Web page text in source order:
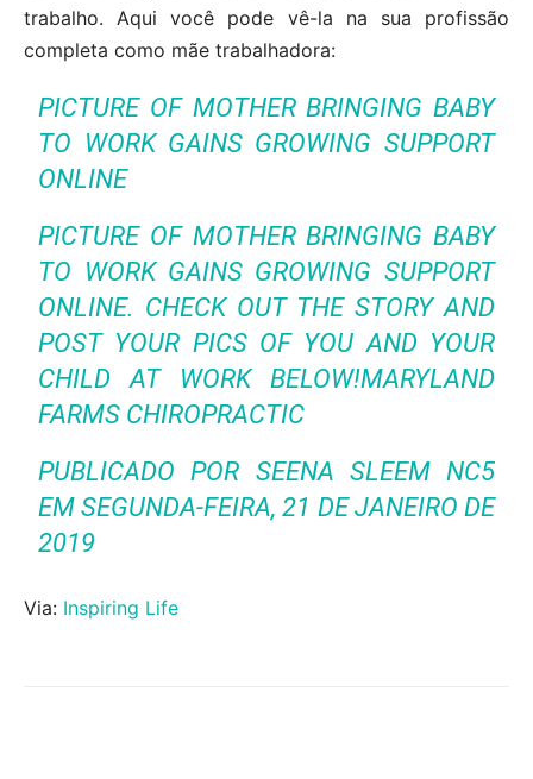
trabalho. Aqui você pode vê-la na sua profissão
completa como mãe trabalhadora:
PICTURE OF MOTHER BRINGING BABY
TO WORK GAINS GROWING SUPPORT
ONLINE
PICTURE OF MOTHER BRINGING BABY
TO WORK GAINS GROWING SUPPORT
ONLINE. CHECK OUT THE STORY AND
POST YOUR PICS OF YOU AND YOUR
CHILD AT WORK BELOW!MARYLAND
FARMS CHIROPRACTIC
PUBLICADO POR SEENA SLEEM NC5
EM SEGUNDA-FEIRA, 21 DE JANEIRO DE
2019
Via: Inspiring Life